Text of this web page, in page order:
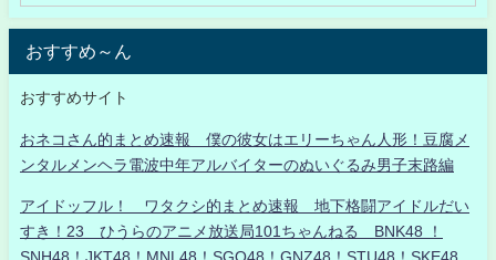
おすすめ～ん
おすすめサイト
おネコさん的まとめ速報 僕の彼女はエリーちゃん人形！豆腐メ
ンタルメンヘラ電波中年アルバイターのぬいぐるみ男子末路編
アイドッフル！ ワタクシ的まとめ速報 地下格闘アイドルだい
すき！23 ひうらのアニメ放送局101ちゃんねる BNK48 ！
SNH48！JKT48！MNL48！SGO48！GNZ48！STU48！SKE48